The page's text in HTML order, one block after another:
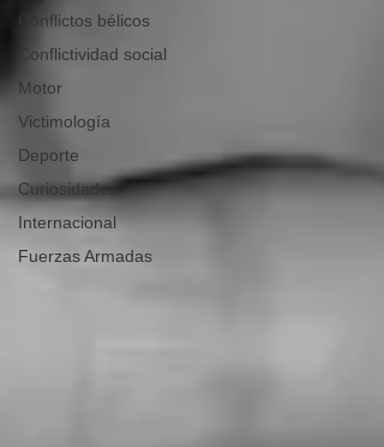
Conflictos bélicos
Conflictividad social
Motor
Victimología
Deporte
Curiosidades
Internacional
Fuerzas Armadas